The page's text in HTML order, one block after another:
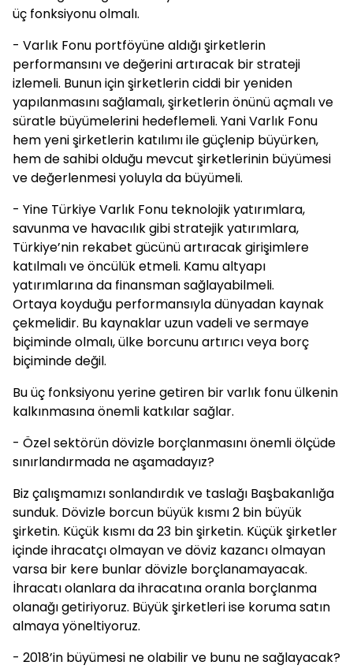
üç fonksiyonu olmalı.
- Varlık Fonu portföyüne aldığı şirketlerin
performansını ve değerini artıracak bir strateji
izlemeli. Bunun için şirketlerin ciddi bir yeniden
yapılanmasını sağlamalı, şirketlerin önünü açmalı ve
süratle büyümelerini hedeflemeli. Yani Varlık Fonu
hem yeni şirketlerin katılımı ile güçlenip büyürken,
hem de sahibi olduğu mevcut şirketlerinin büyümesi
ve değerlenmesi yoluyla da büyümeli.
- Yine Türkiye Varlık Fonu teknolojik yatırımlara,
savunma ve havacılık gibi stratejik yatırımlara,
Türkiye’nin rekabet gücünü artıracak girişimlere
katılmalı ve öncülük etmeli. Kamu altyapı
yatırımlarına da finansman sağlayabilmeli.
Ortaya koyduğu performansıyla dünyadan kaynak
çekmelidir. Bu kaynaklar uzun vadeli ve sermaye
biçiminde olmalı, ülke borcunu artırıcı veya borç
biçiminde değil.
Bu üç fonksiyonu yerine getiren bir varlık fonu ülkenin
kalkınmasına önemli katkılar sağlar.
- Özel sektörün dövizle borçlanmasını önemli ölçüde
sınırlandırmada ne aşamadayız?
Biz çalışmamızı sonlandırdık ve taslağı Başbakanlığa
sunduk. Dövizle borcun büyük kısmı 2 bin büyük
şirketin. Küçük kısmı da 23 bin şirketin. Küçük şirketler
içinde ihracatçı olmayan ve döviz kazancı olmayan
varsa bir kere bunlar dövizle borçlanamayacak.
İhracatı olanlara da ihracatına oranla borçlanma
olanağı getiriyoruz. Büyük şirketleri ise koruma satın
almaya yöneltiyoruz.
- 2018’in büyümesi ne olabilir ve bunu ne sağlayacak?